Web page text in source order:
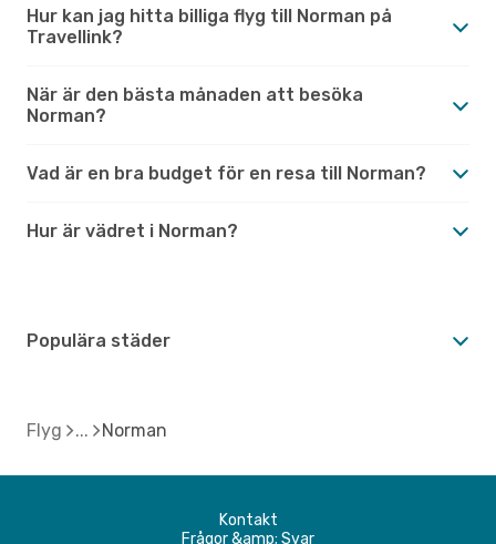
Hur kan jag hitta billiga flyg till Norman på
Travellink?
När är den bästa månaden att besöka
Norman?
Vad är en bra budget för en resa till Norman?
Hur är vädret i Norman?
Populära städer
Flyg Norman
Kontakt
Frågor &amp; Svar